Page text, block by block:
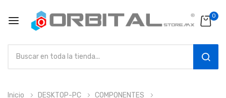
0
Inicio DESKTOP-PC
COMPONENTES